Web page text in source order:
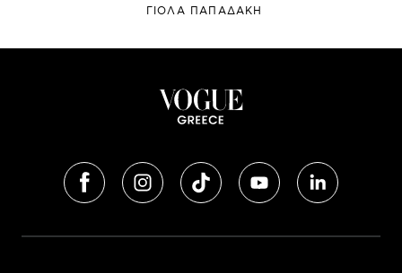
ΓΙΌΛΑ ΠΑΠΑΔΆΚΗ